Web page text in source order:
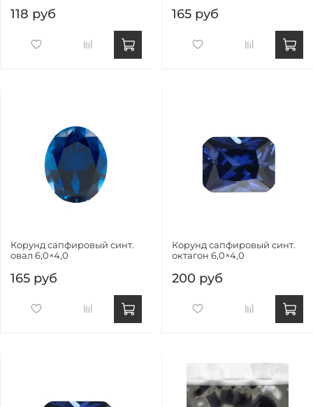
118 руб 165 руб
Корунд сапфировый синт.
овал 6,0×4,0
165 руб
Корунд сапфировый синт.
октагон 6,0×4,0
200 руб